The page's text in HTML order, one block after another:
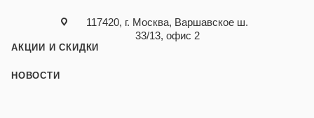
117420, г. Москва, Варшавское ш.
33/13, офис 2
АКЦИИ И СКИДКИ
НОВОСТИ